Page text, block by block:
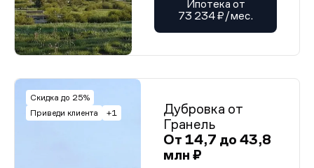
Ипотека от
73 234 ₽/мес.
Скидка до 25%
Приведи клиента
+1
Дубровка от
Гранель
От 14,7 до 43,8
млн ₽